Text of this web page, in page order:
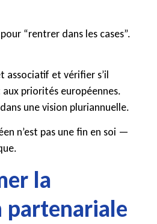
“rentrer dans les cases”.
et vérifier s’il
priorités européennes.
une vision pluriannuelle.
n’est pas une fin en soi —
la
partenariale